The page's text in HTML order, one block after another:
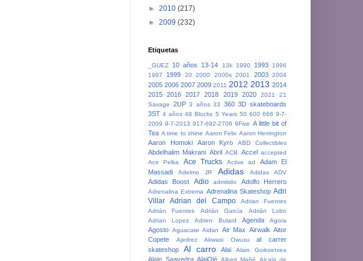
► 2010 (217)
► 2009 (232)
Etiquetas
_GUEZ 10 años 13-14 13k 1990 1993
1996
1997
1999 20 2000 2000s 2001 2003 2004
2005 2006 2007 2009 2011 2012 2013 2014
2015 2016 2017 2018 2019 2020 2021
21
Savage
2UP 3 años 33 360 3D skateboards
3ST 4 años 48 Blocks 5 Years 50 600 666 9-7-
2009 9-7-2013 917-692-2706 9Five A little bit of
Tea A time to shine Aaron Felix Aaron Herrington
Aaron Homoki Aaron Kyro ABD Collectibles
Abdelhalim Makrani Abril ACB Accel accepted
Ace Pelka
Ace Trucks Active ad
Adam El
Massadi
Adelmo JR Adidas Adidas ADV
Adidas Boost Adio admitido Adolfo Herrero
Adrenalina Extrema Adrenalina Skateshop Adri
Villar Adrian del Campo
Adrian Fuentes
Adrián Fuentes
Adrián García
Adrián Lobo
Adrian Lopez
Adrien Bulard Agenda Agora
Agosto Aguacate Aidan Air Max Airwalk Aitor
Copete
Ajedrez Akwasi Owusu
al carrer
skateshop
Al carro Alai Alain Goikoetxea
Alain Saavedra AlaiOlé Albert Mañé Alcala de